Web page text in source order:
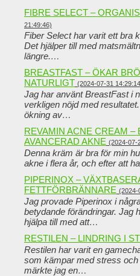
FIBRE SELECT –
21:49:46)
Fiber Select har varit ett bra
Det hjälper till med
längre.…
BREASTFAST – ÖKAR
NATURLIGT (2024-07-31
Jag har använt BreastFast i
verkligen nöjd med
ökning av…
REVAMIN ACNE CREAM –
AVANCERAD AKNE (2024-07-
Denna kräm är bra för min
akne i flera år, och efter att
PIPERINOX –
FETTFÖRBRÄNNARE (2024-
Jag provade Piperinox i
betydande förändringar. Jag
hjälpa till med att…
RESTILEN – LINDRING I
Restilen har varit en
som kämpar med stress
märkte jag en…